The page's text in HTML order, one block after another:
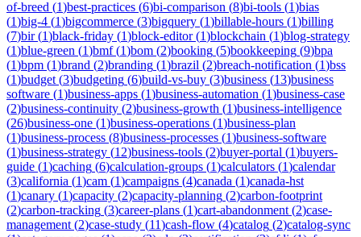
of-breed (1)best-practices (6)bi-comparison (8)bi-tools (1)bias
(1)big-4 (1)bigcommerce (3)bigquery (1)billable-hours (1)billing
(7)bir(1)black-friday (1)block-editor(1)blockchain (1)blog-strategy
(1)blue-green (1)bmf(1)bom (2)booking (5)bookkeeping (9)bpa
(1)bpm (1)brand (2)branding (1)brazil (2)breach-notification (1)bss
(1)budget (3)budgeting (6)build-vs-buy (3)business (13)business
software (1)business-apps (1)business-automation (1)business-case
(2)business-continuity (2)business-growth (1)business-intelligence
(26)business-one (1)business-operations (1)business-plan
(1)business-process (8)business-processes (1)business-software
(1)business-strategy (12)business-tools (2)buyer-portal (1)buyers-
guide (1)caching (6)calculation-groups (1)calculators (1)calendar
(3)california (1)cam (1)campaigns (4)canada (1)canada-hst
(1)canary (1)capacity (2)capacity-planning (2)carbon-footprint
(2)carbon-tracking (3)career-plans (1)cart-abandonment (2)case-
management (2)case-study (11)cash-flow (4)catalog (2)catalog-sync